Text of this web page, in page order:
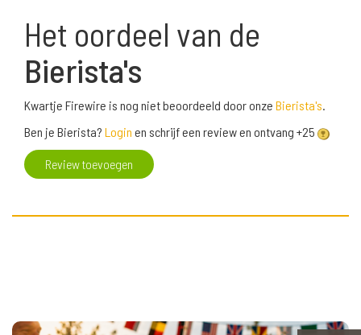
Het oordeel van de
Bierista's
Kwartje Firewire is nog niet beoordeeld door onze Bierista's.
Ben je Bierista? Login en schrijf een review en ontvang +25
Review toevoegen